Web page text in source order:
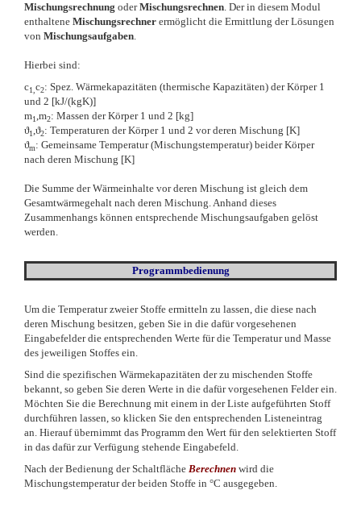
Mischungsrechnung oderMischungsrechnen. Der in diesem Modul
enthaltene Mischungsrechner ermöglicht die Ermittlung der Lösungen
von Mischungsaufgaben.
Hierbei sind:
c1, c2: Spez. Wärmekapazitäten (thermische Kapazitäten) der Körper 1
und 2 [kJ/(kgK)]
m1,m2: Massen der Körper 1 und 2 [kg]
ϑ1,ϑ2: Temperaturen der Körper 1 und 2 vor deren Mischung [K]
ϑm: Gemeinsame Temperatur (Mischungstemperatur) beider Körper
nach deren Mischung [K]
Die Summe der Wärmeinhalte vor deren Mischung ist gleich dem
Gesamtwärmegehalt nach deren Mischung. Anhand dieses
Zusammenhangs können entsprechende Mischungsaufgaben gelöst
werden.
Programmbedienung
Um die Temperatur zweier Stoffe ermitteln zu lassen, die diese nach
deren Mischung besitzen, geben Sie in die dafür vorgesehenen
Eingabefelder die entsprechenden Werte für die Temperatur und Masse
des jeweiligen Stoffes ein.
Sind die spezifischen Wärmekapazitäten der zu mischenden Stoffe
bekannt, so geben Sie deren Werte in die dafür vorgesehenen Felder ein.
Möchten Sie die Berechnung mit einem in der Liste aufgeführten Stoff
durchführen lassen, so klicken Sie den entsprechenden Listeneintrag
an. Hierauf übernimmt das Programm den Wert für den selektierten Stoff
in das dafür zur Verfügung stehende Eingabefeld.
Nach der Bedienung der Schaltfläche Berechnen wird die
Mischungstemperatur der beiden Stoffe in °C ausgegeben.